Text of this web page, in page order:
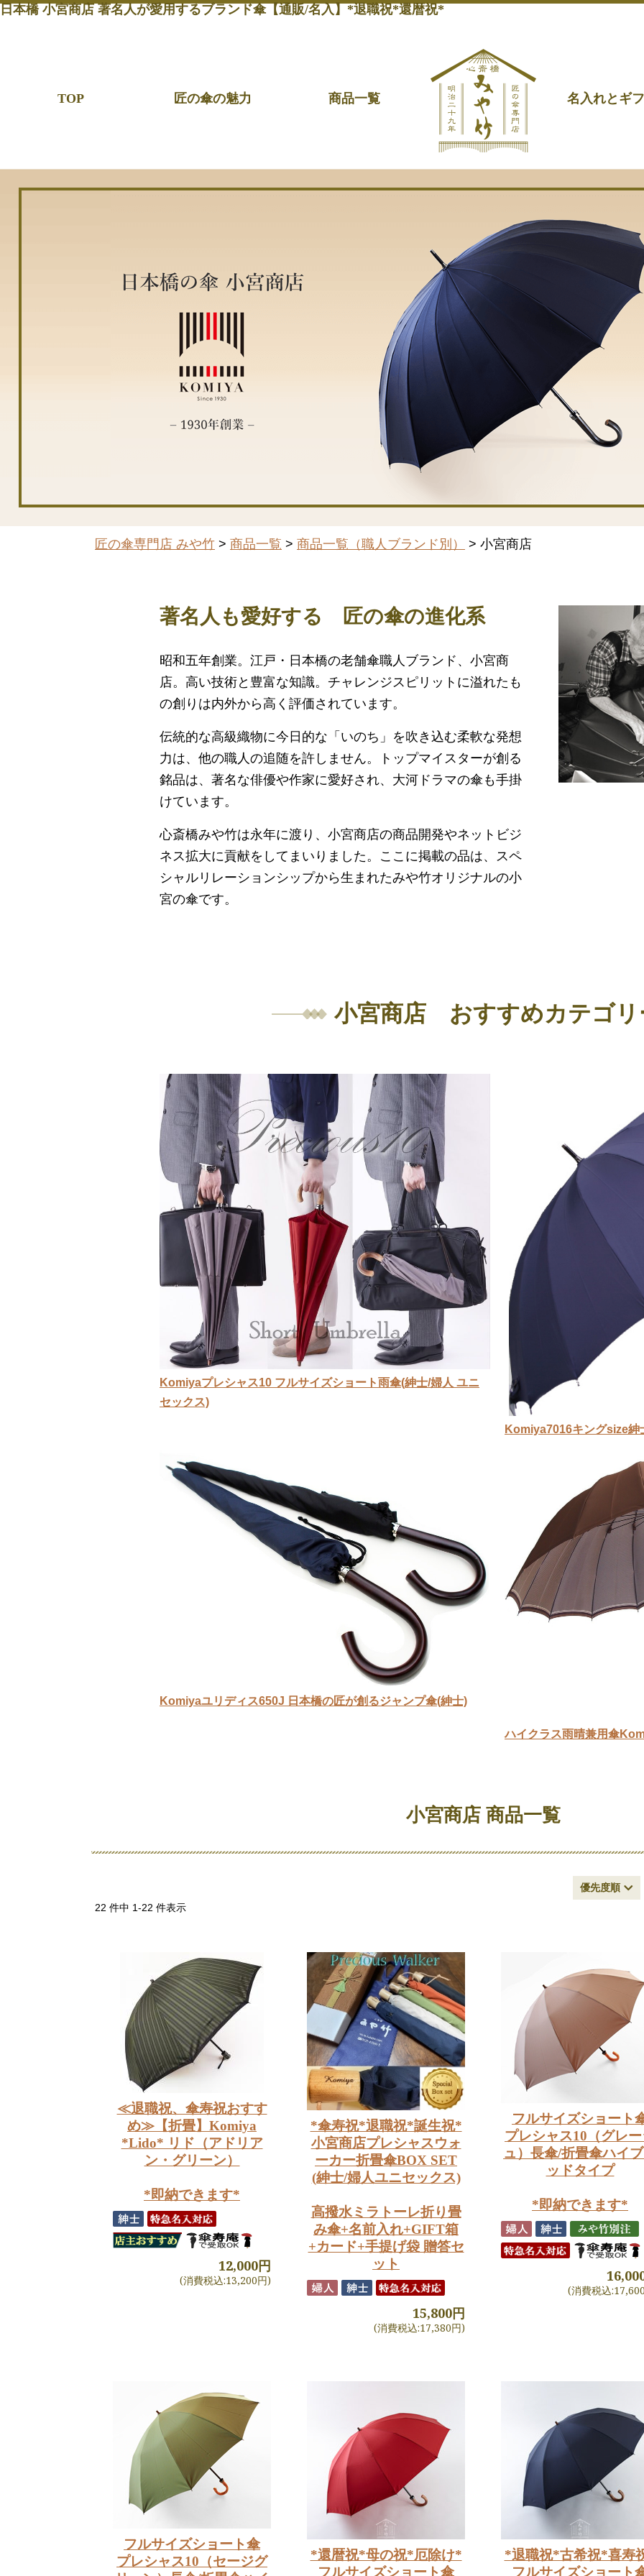
日本橋 小宮商店 著名人が愛用するブランド傘【通販/名入】*退職祝*還暦祝*
TOP 匠の傘の魅力 商品一覧 名入れとギ
匠の傘専門店 みや竹 > 商品一覧 > 商品一覧（職人ブランド別） > 小宮商店
著名人も愛好する 匠の傘の進化系
昭和五年創業。江戸・日本橋の老舗傘職人ブランド、小宮商
店。高い技術と豊富な知識。チャレンジスピリットに溢れたも
の創りは内外から高く評価されています。
伝統的な高級織物に今日的な「いのち」を吹き込む柔軟な発想
力は、他の職人の追随を許しません。トップマイスターが創る
銘品は、著名な俳優や作家に愛好され、大河ドラマの傘も手掛
けています。
心斎橋みや竹は永年に渡り、小宮商店の商品開発やネットビジ
ネス拡大に貢献をしてまいりました。ここに掲載の品は、スペ
シャルリレーションシップから生まれたみや竹オリジナルの小
宮の傘です。
小宮商店 おすすめカテゴリ
Komiyaプレシャス10 フルサイズショート雨傘(紳士/婦人 ユニ
セックス)
Komiya7016キングsize紳
Komiyaユリディス650J 日本橋の匠が創るジャンプ傘(紳士)
ハイクラス雨晴兼用傘
小宮商店 商品一覧
優先度順
22 件中 1-22 件表示
≪退職祝、傘寿祝おすす
め≫【折畳】Komiya
*Lido* リド（アドリア
ン・グリーン）
*即納できます*
12,000円
(消費税込:13,200円)
*傘寿祝*退職祝*誕生祝*
小宮商店プレシャスウォ
ーカー折畳傘BOX SET
(紳士/婦人ユニセックス)
高撥水ミラトーレ折り畳
み傘+名前入れ+GIFT箱
+カード+手提げ袋 贈答セ
ット
15,800円
(消費税込:17,380円)
フルサイズショート
プレシャス10（グレ
ュ）長傘/折畳傘ハイ
ッドタイプ
*即納できます*
(消費税込
フルサイズショート傘
プレシャス10（セージグ
*還暦祝*母の祝*厄除け*
フルサイズショート傘
*退職祝*古希祝*喜寿
フルサイズショート